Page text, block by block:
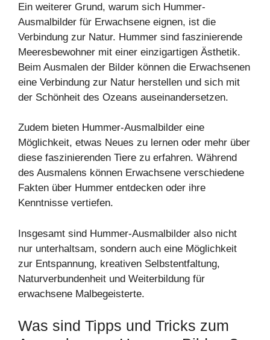
Ein weiterer Grund, warum sich Hummer-
Ausmalbilder für Erwachsene eignen, ist die
Verbindung zur Natur. Hummer sind faszinierende
Meeresbewohner mit einer einzigartigen Ästhetik.
Beim Ausmalen der Bilder können die Erwachsenen
eine Verbindung zur Natur herstellen und sich mit
der Schönheit des Ozeans auseinandersetzen.
Zudem bieten Hummer-Ausmalbilder eine
Möglichkeit, etwas Neues zu lernen oder mehr über
diese faszinierenden Tiere zu erfahren. Während
des Ausmalens können Erwachsene verschiedene
Fakten über Hummer entdecken oder ihre
Kenntnisse vertiefen.
Insgesamt sind Hummer-Ausmalbilder also nicht
nur unterhaltsam, sondern auch eine Möglichkeit
zur Entspannung, kreativen Selbstentfaltung,
Naturverbundenheit und Weiterbildung für
erwachsene Malbegeisterte.
Was sind Tipps und Tricks zum